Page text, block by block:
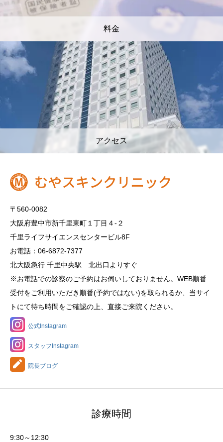
料金
アクセス
〒560-0082
大阪府豊中市新千里東町１丁目４‐２
千里ライフサイエンスセンタービル8F
お電話：06-6872-7377
北大阪急行 千里中央駅 北出口よりすぐ
※お電話での診察のご予約はお伺いしておりません。WEB順番
受付をご利用いただき順番(予約ではない)を取られるか、当サイ
トにて待ち時間をご確認の上、直接ご来院ください。
公式Instagram
スタッフInstagram
院長ブログ
診療時間
9:30～12:30